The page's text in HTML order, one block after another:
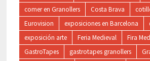
comer en Granollers
Costa Brava
Eurovision
exposiciones en Barcelona
exposición arte
Feria Medieval
Fira
GastroTapes
gastrotapes granollers